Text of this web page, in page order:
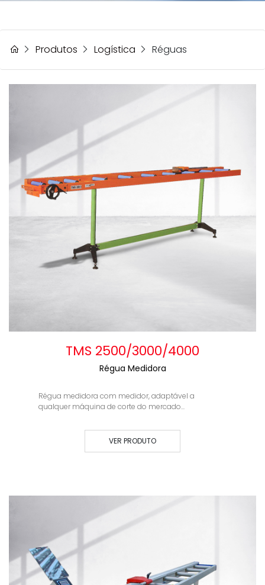
Produtos Logística Réguas
TMS 2500/3000/4000
Régua Medidora
Régua medidora com medidor, adaptável a
qualquer máquina de corte do mercado...
VER PRODUTO